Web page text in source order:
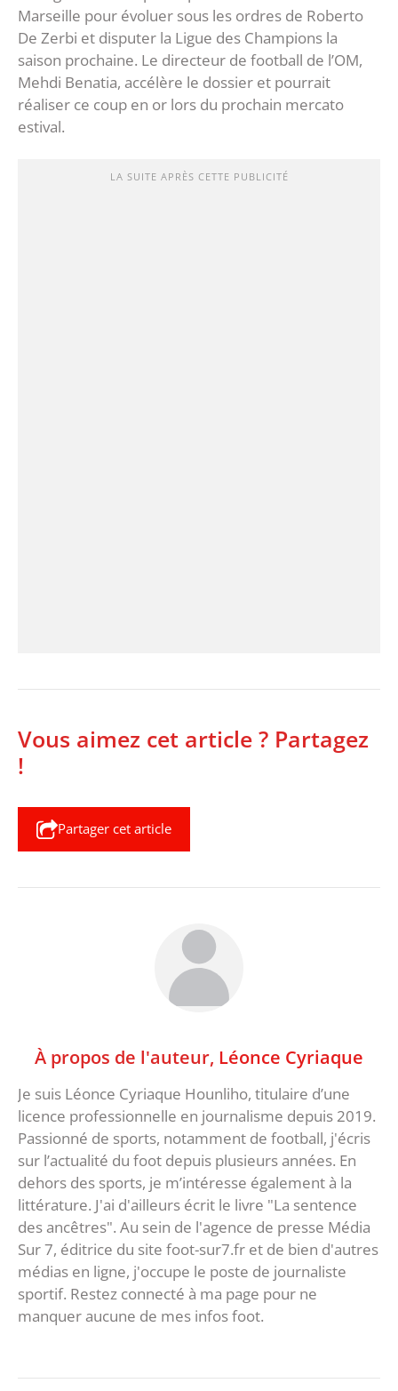
Marseille pour évoluer sous les ordres de Roberto
De Zerbi et disputer la Ligue des Champions la
saison prochaine. Le directeur de football de l’OM,
Mehdi Benatia, accélère le dossier et pourrait
réaliser ce coup en or lors du prochain mercato
estival.
LA SUITE APRÈS CETTE PUBLICITÉ
Vous aimez cet article ? Partagez
!
Partager cet article
À propos de l'auteur, Léonce Cyriaque
Je suis Léonce Cyriaque Hounliho, titulaire d’une
licence professionnelle en journalisme depuis 2019.
Passionné de sports, notamment de football, j'écris
sur l’actualité du foot depuis plusieurs années. En
dehors des sports, je m’intéresse également à la
littérature. J'ai d'ailleurs écrit le livre "La sentence
des ancêtres". Au sein de l'agence de presse Média
Sur 7, éditrice du site foot-sur7.fr et de bien d'autres
médias en ligne, j'occupe le poste de journaliste
sportif. Restez connecté à ma page pour ne
manquer aucune de mes infos foot.